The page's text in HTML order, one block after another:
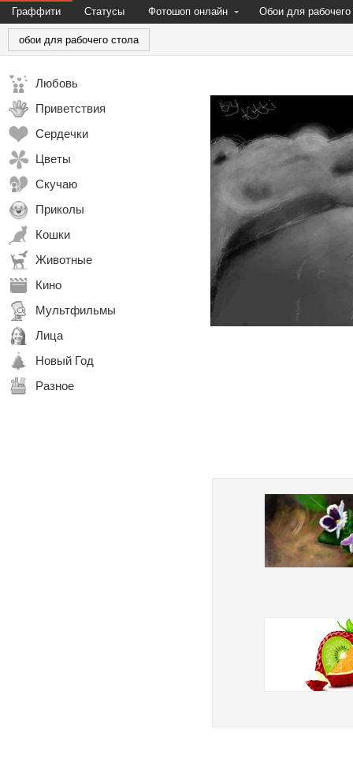
Граффити Статусы Фотошоп онлайн Обои для рабочего
обои для рабочего стола
Любовь
Приветствия
Сердечки
Цветы
Скучаю
Приколы
Кошки
Животные
Кино
Мультфильмы
Лица
Новый Год
Разное